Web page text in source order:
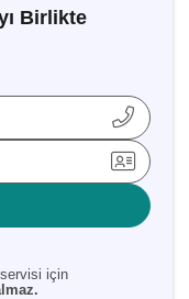
Birlikte
için